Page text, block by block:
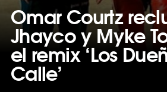
Omar Courtz
Jhayco y Myke
el remix ‘Los
Calle’